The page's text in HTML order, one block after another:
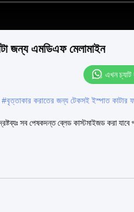
জন্য এমডিএফ মেলামাইন
এখন
#বৃত্তাকার করাতের জন্য টেকসই ইস্পাত কাটার
সব পেষকদন্ত ব্লেড কাস্টমাইজড করা